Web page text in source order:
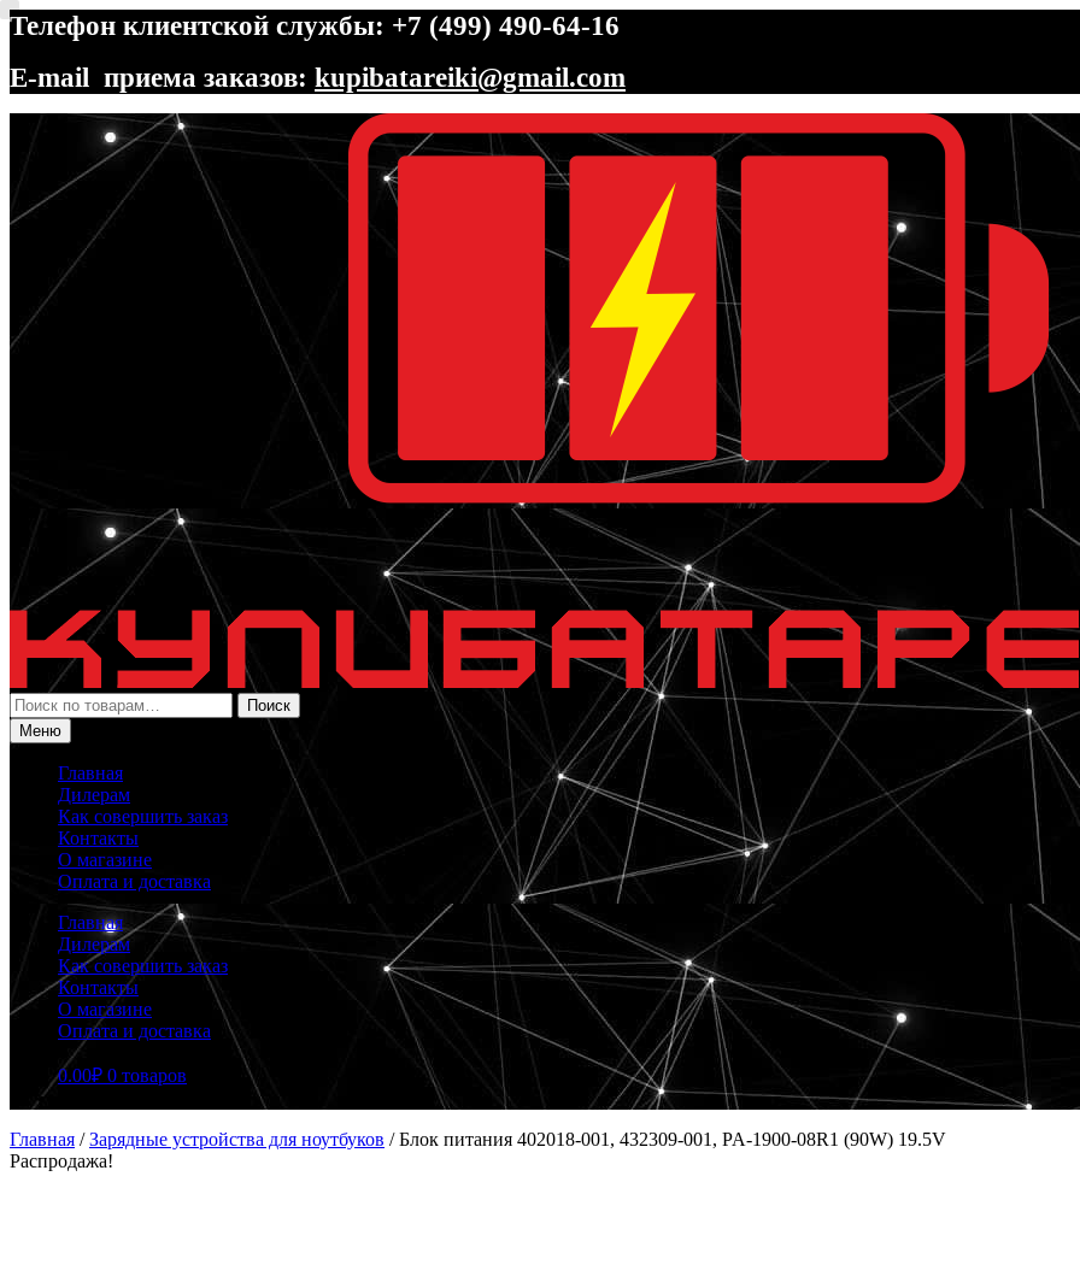
Телефон клиентской службы: +7 (499) 490-64-16
E-mail приема заказов: kupibatareiki@gmail.com
Перейти
навигации
Перейти
содержимому
Искать:
Поиск
Меню
Главная
Дилерам
Как совершить заказ
Контакты
О магазине
Оплата и доставка
Главная
Дилерам
Как совершить заказ
Контакты
О магазине
Оплата и доставка
0.00₽ 0 товаров
Главная /Зарядные устройства для ноутбуков /Блок питания 402018-001, 432309-001, PA-1900-08R1 (90W) 19.5V
Распродажа!